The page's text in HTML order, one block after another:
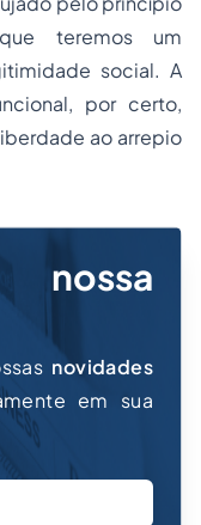
teremos um
social. A
por certo,
ao arrepio
novidades
em sua